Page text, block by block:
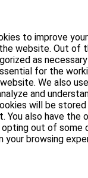
to improve
website. Out of
as
for the
We also
and
will be stored
You also have
out of some
browsing